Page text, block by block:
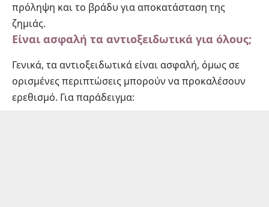
πρόληψη και το βράδυ για αποκατάσταση της
ζημιάς.
Είναι ασφαλή τα αντιοξειδωτικά για όλους;
Γενικά, τα αντιοξειδωτικά είναι ασφαλή, όμως σε
ορισμένες περιπτώσεις μπορούν να προκαλέσουν
ερεθισμό. Για παράδειγμα: